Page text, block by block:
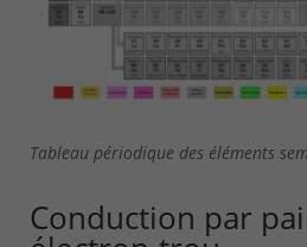
Tableau périodique des éléments
Conduction par